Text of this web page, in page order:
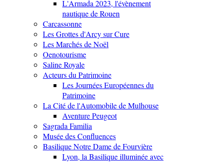
L'Armada 2023, l'évènement
nautique de Rouen
Carcassonne
Les Grottes d'Arcy sur Cure
Les Marchés de Noël
Oenotourisme
Saline Royale
Acteurs du Patrimoine
Les Journées Européennes du
Patrimoine
La Cité de l'Automobile de Mulhouse
Aventure Peugeot
Sagrada Familia
Musée des Confluences
Basilique Notre Dame de Fourvière
Lyon, la Basilique illuminée avec